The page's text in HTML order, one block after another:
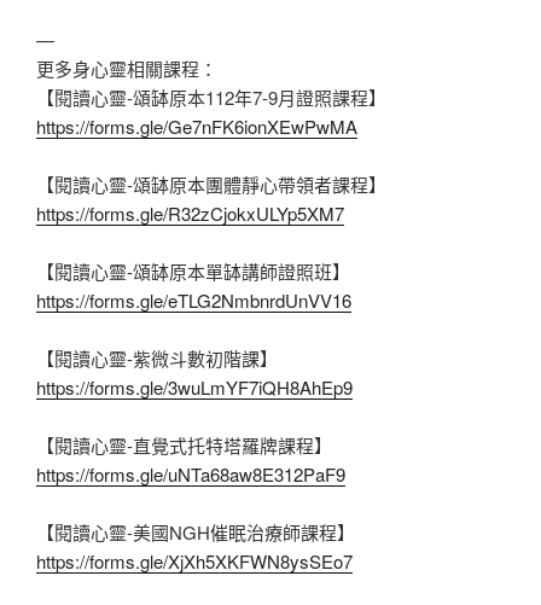
—
更多身心靈相關課程：
【閱讀心靈-頌缽原本112年7-9月證照課程】
https://forms.gle/Ge7nFK6ionXEwPwMA
【閱讀心靈-頌缽原本團體靜心帶領者課程】
https://forms.gle/R32zCjokxULYp5XM7
【閱讀心靈-頌缽原本單缽講師證照班】
https://forms.gle/eTLG2NmbnrdUnVV16
【閱讀心靈-紫微斗數初階課】
https://forms.gle/3wuLmYF7iQH8AhEp9
【閱讀心靈-直覺式托特塔羅牌課程】
https://forms.gle/uNTa68aw8E312PaF9
【閱讀心靈-美國NGH催眠治療師課程】
https://forms.gle/XjXh5XKFWN8ysSEo7